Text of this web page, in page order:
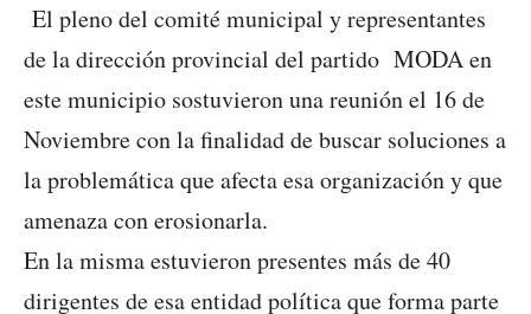
El pleno del comité municipal y representantes
de la dirección provincial del partido MODA en
este municipio sostuvieron una reunión el 16 de
Noviembre con la finalidad de buscar soluciones a
la problemática que afecta esa organización y que
amenaza con erosionarla.
En la misma estuvieron presentes más de 40
dirigentes de esa entidad política que forma parte